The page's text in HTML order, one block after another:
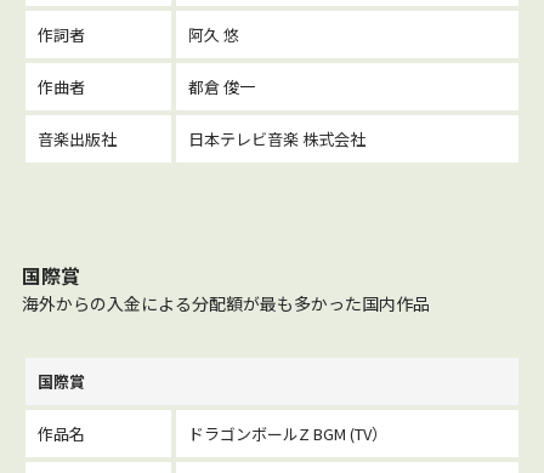
作詞者 阿久 悠
作曲者 都倉 俊一
音楽出版社 日本テレビ音楽 株式会社
国際賞
海外からの入金による分配額が最も多かった国内作品
国際賞
作品名 ドラゴンボールZ BGM (TV）